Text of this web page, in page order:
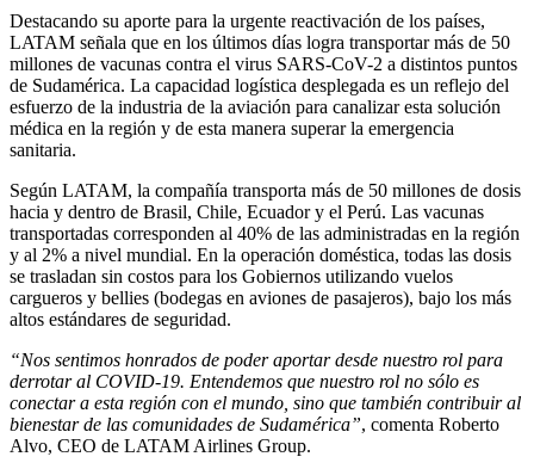
Destacando su aporte para la urgente reactivación de los países,
LATAM señala que en los últimos días logra transportar más de 50
millones de vacunas contra el virus SARS-CoV-2 a distintos puntos
de Sudamérica. La capacidad logística desplegada es un reflejo del
esfuerzo de la industria de la aviación para canalizar esta solución
médica en la región y de esta manera superar la emergencia
sanitaria.
Según LATAM, la compañía transporta más de 50 millones de dosis
hacia y dentro de Brasil, Chile, Ecuador y el Perú. Las vacunas
transportadas corresponden al 40% de las administradas en la región
y al 2% a nivel mundial. En la operación doméstica, todas las dosis
se trasladan sin costos para los Gobiernos utilizando vuelos
cargueros y bellies (bodegas en aviones de pasajeros), bajo los más
altos estándares de seguridad.
“Nos sentimos honrados de poder aportar desde nuestro rol para
derrotar al COVID-19. Entendemos que nuestro rol no sólo es
conectar a esta región con el mundo, sino que también contribuir al
bienestar de las comunidades de Sudamérica”, comenta Roberto
Alvo, CEO de LATAM Airlines Group.